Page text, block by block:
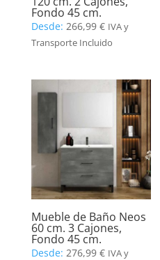
Fondo 45 cm.
Desde: 266,99 € IVA y
Transporte Incluido
Mueble de Baño Neos
60 cm. 3 Cajones,
Fondo 45 cm.
Desde: 276,99 € IVA y